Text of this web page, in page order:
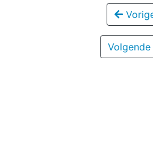
Volgende